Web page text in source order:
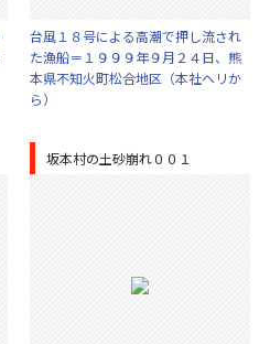
台風１８号による高潮で押し流され
た漁船＝１９９９年９月２４日、熊
本県不知火町松合地区（本社ヘリか
ら）
坂本村の土砂崩れ００１